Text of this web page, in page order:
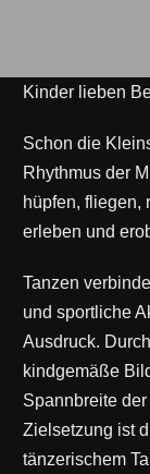
Kinder lieben
Schon die
Rhythmus der
hüpfen, fliegen,
erleben und
Tanzen
und sportliche
Ausdruck.
kindgemäße
Spannbreite
Zielsetzung ist
tänzerischem